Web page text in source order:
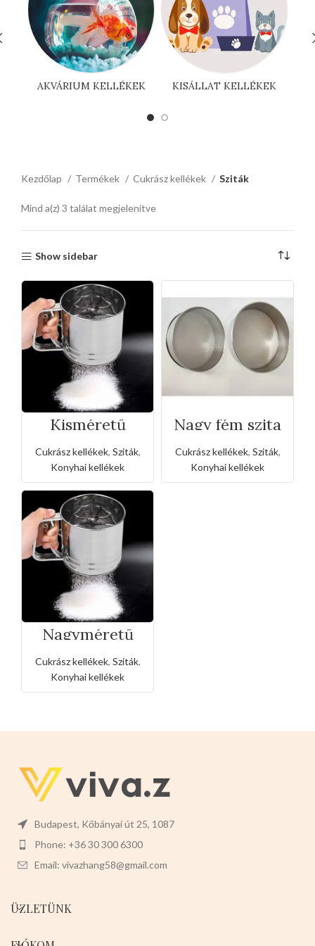
AKVÁRIUM KELLÉKEK KISÁLLAT KELLÉKEK
Kezdőlap Termékek Cukrász kellékek Sziták
Mind a(z) 3 találat megjelenítve
Show sidebar
Kisméretű
rozsdamentes
liszt,porcukor
szóró
Cukrász kellékek, Sziták,
Konyhai kellékek
Nagy fém szita
Cukrász kellékek, Sziták,
Konyhai kellékek
Nagyméretű
rozsdamentes
liszt,porcukor
szóró
Cukrász kellékek, Sziták,
Konyhai kellékek
Budapest, Kőbányai út 25, 1087
Phone: +36 30 300 6300
Email: vivazhang58@gmail.com
ÜZLETÜNK